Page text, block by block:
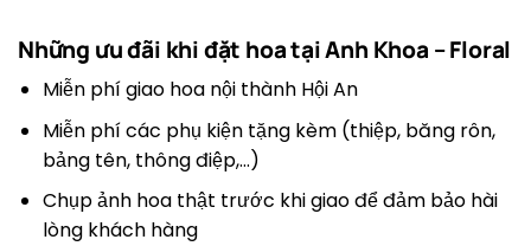
Những ưu đãi khi đặt hoa tạiAnh Khoa – Floral
Miễn phí giao hoa nội thành Hội An
Miễn phí các phụ kiện tặng kèm (thiệp, băng rôn,
bảng tên, thông điệp,…)
Chụp ảnh hoa thật trước khi giao để đảm bảo hài
lòng khách hàng